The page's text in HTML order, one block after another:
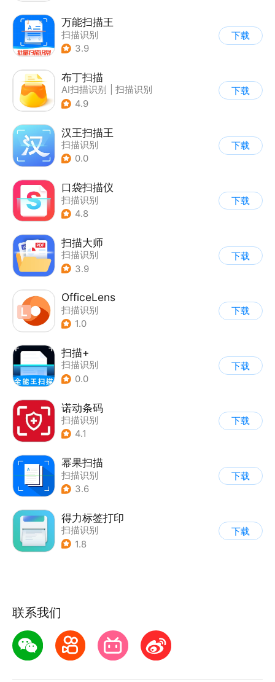
万能扫描王
扫描识别
3.9
下载
布丁扫描
AI扫描识别
扫描识别
4.9
下载
汉王扫描王
扫描识别
0.0
下载
口袋扫描仪
扫描识别
4.8
下载
扫描大师
扫描识别
3.9
下载
OfficeLens
扫描识别
1.0
下载
扫描+
扫描识别
0.0
下载
诺动条码
扫描识别
4.1
下载
幂果扫描
扫描识别
3.6
下载
得力标签打印
扫描识别
1.8
下载
联系我们